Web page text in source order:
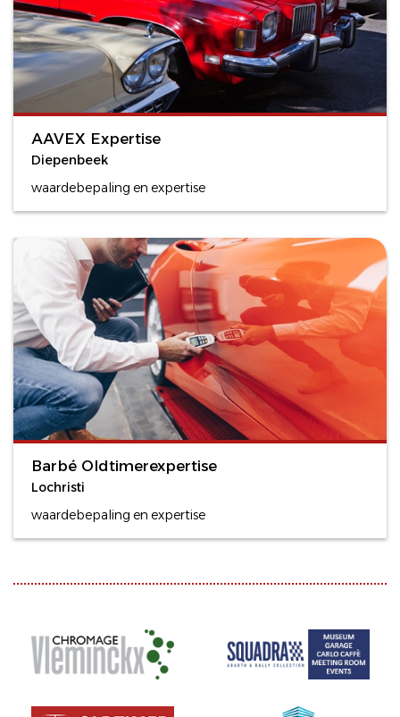
AAVEX Expertise
Diepenbeek
waardebepaling en expertise
Barbé Oldtimerexpertise
Lochristi
waardebepaling en expertise